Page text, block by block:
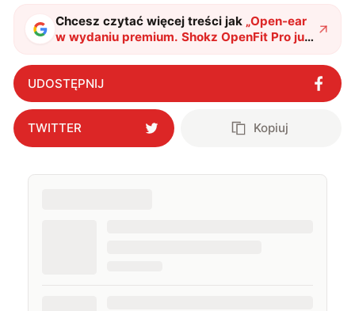
Chcesz czytać więcej treści jak „Open-ear
w wydaniu premium. Shokz OpenFit Pro już
w Polsce"?
UDOSTĘPNIJ
TWITTER Kopiuj